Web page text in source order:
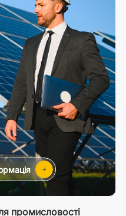
промисловості